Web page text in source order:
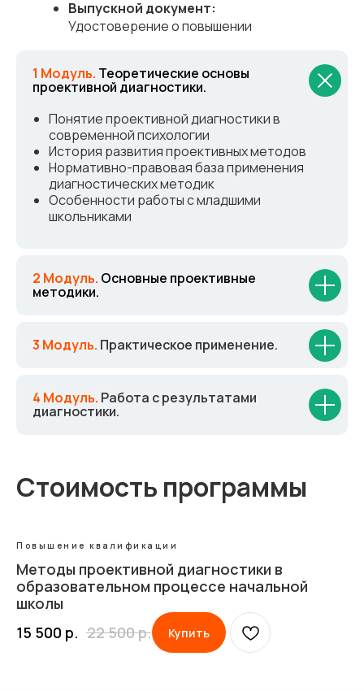
Выпускной документ:
Удостоверение о повышении
1 Модуль. Теоретические основы
проективной диагностики.
Понятие проективной диагностики в
современной психологии
История развития проективных методов
Нормативно-правовая база применения
диагностических методик
Особенности работы с младшими
школьниками
2 Модуль. Основные проективные
методики.
3 Модуль. Практическое применение.
4 Модуль. Работа с результатами
диагностики.
Стоимость программы
Повышение квалификации
Методы проективной диагностики в
образовательном процессе начальной
школы
15 500 р. 22 500р. Купить